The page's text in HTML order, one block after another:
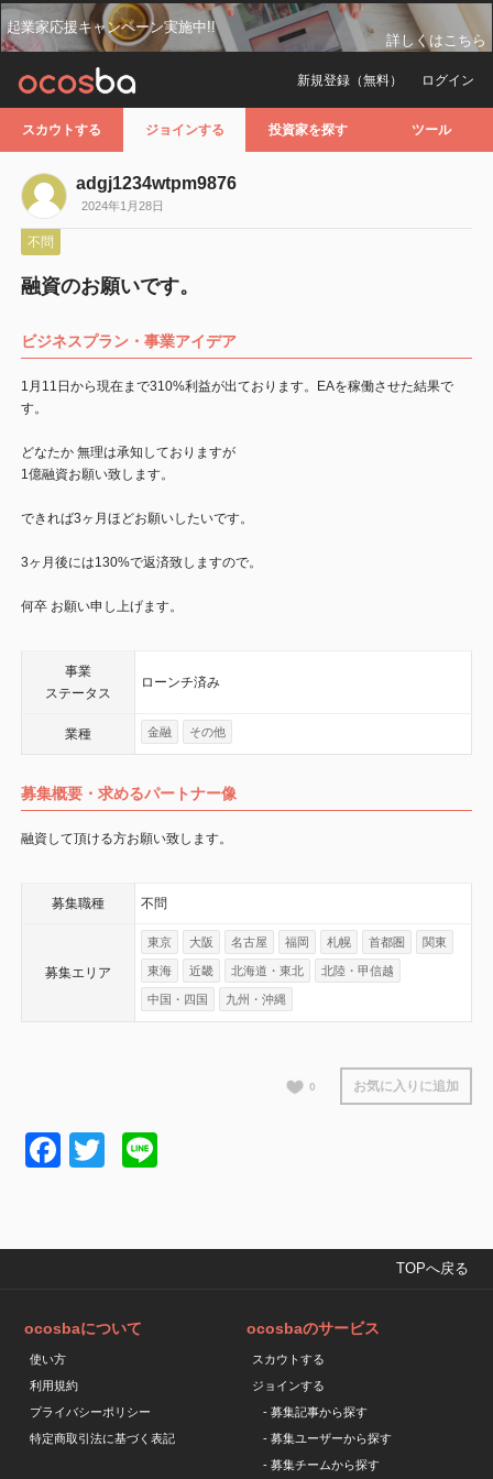
起業家応援キャンペーン実施中!!
詳しくはこちら
ログイン
新規登録（無料）
スカウトする ジョインする 投資家を探す ツール
adgj1234wtpm9876
2024年1月28日
不問
融資のお願いです。
ビジネスプラン・事業アイデア
1月11日から現在まで310%利益が出ております。EAを稼働させた結果で
す。
どなたか 無理は承知しておりますが
1億融資お願い致します。
できれば3ヶ月ほどお願いしたいです。
3ヶ月後には130%で返済致しますので。
何卒 お願い申し上げます。
事業
ステータス
ローンチ済み
業種 金融 その他
募集概要・求めるパートナー像
融資して頂ける方お願い致します。
募集職種 不問
募集エリア
東京 大阪 名古屋 福岡 札幌 首都圏 関東
東海 近畿 北海道・東北 北陸・甲信越
中国・四国 九州・沖縄
0 お気に入りに追加
Facebook
Twitter
TOPへ戻る
ocosbaについて
使い方
利用規約
プライバシーポリシー
特定商取引法に基づく表記
ocosbaのサービス
スカウトする
ジョインする
- 募集記事から探す
- 募集ユーザーから探す
- 募集チームから探す